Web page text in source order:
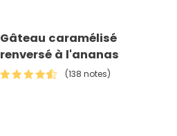
Gâteau caramélisé
renversé à l'ananas
(138 notes)